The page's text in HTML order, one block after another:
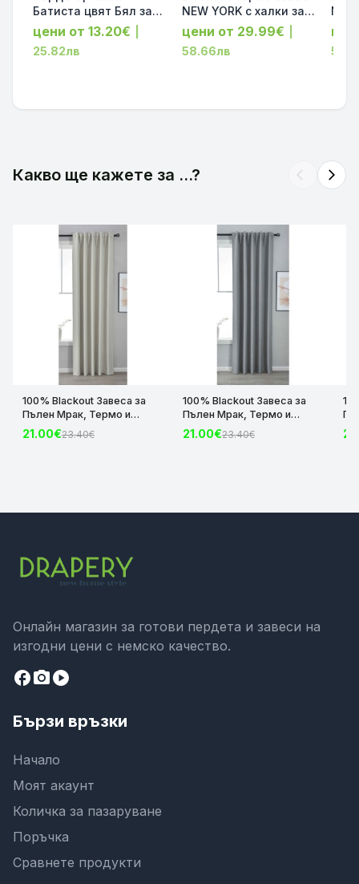
Батиста цвят Бял за
Релса и Тръбен
Корниз 245х140 и
245х300 код-61500
цени от 13.20€
25.82лв
NEW YORK с халки за
Тръбен Корниз,
затъмняващи,
шумоизолиращи, Цвят
цени от 29.99€
58.66лв
Какво ще кажете за ...? arrow_back_ios arrow_forward_ios
100% Blackout Завеса за
Пълен Мрак, Термо и
Шумоизолираща с коланче
цвят Крем, 175х140 и
21.00€23.40€
100% Blackout Завеса за
Пълен Мрак, Термо и
Шумоизолираща с коланче
цвят Сив, 175х140 и
21.00€23.40€
Онлайн магазин за готови пердета и завеси на
изгодни цени с немско качество.
facebookcamera_altplay_circle
Бързи връзки
Начало
Моят акаунт
Количка за пазаруване
Поръчка
Сравнете продукти